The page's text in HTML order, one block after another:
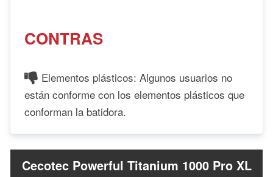
CONTRAS
Elementos plásticos: Algunos usuarios no
están conforme con los elementos plásticos que
conforman la batidora.
Cecotec Powerful Titanium 1000 Pro XL